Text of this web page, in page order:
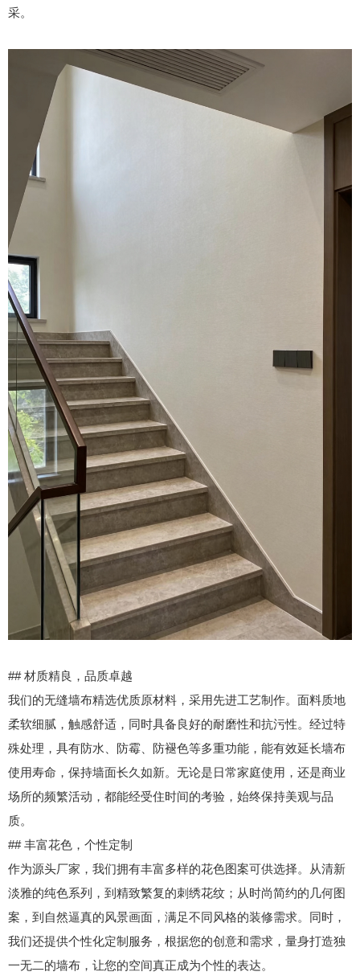
采。
## 材质精良，品质卓越
我们的无缝墙布精选优质原材料，采用先进工艺制作。面料质地
柔软细腻，触感舒适，同时具备良好的耐磨性和抗污性。经过特
殊处理，具有防水、防霉、防褪色等多重功能，能有效延长墙布
使用寿命，保持墙面长久如新。无论是日常家庭使用，还是商业
场所的频繁活动，都能经受住时间的考验，始终保持美观与品
质。
## 丰富花色，个性定制
作为源头厂家，我们拥有丰富多样的花色图案可供选择。从清新
淡雅的纯色系列，到精致繁复的刺绣花纹；从时尚简约的几何图
案，到自然逼真的风景画面，满足不同风格的装修需求。同时，
我们还提供个性化定制服务，根据您的创意和需求，量身打造独
一无二的墙布，让您的空间真正成为个性的表达。